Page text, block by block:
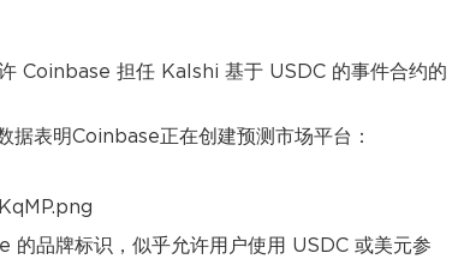
Coinbase 担任 Kalshi 基于 USDC 的事件合约的
表明Coinbase正在创建预测市场平台：
的品牌标识，似乎允许用户使用 USDC 或美元参